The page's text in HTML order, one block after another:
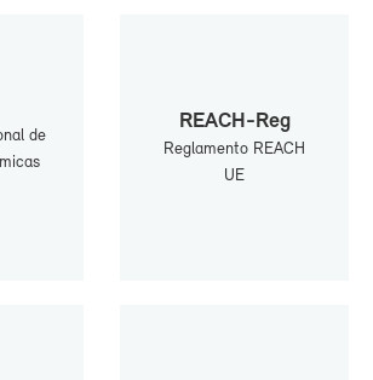
de
REACH-​Reg
Re­gla­men­to REACH
UE